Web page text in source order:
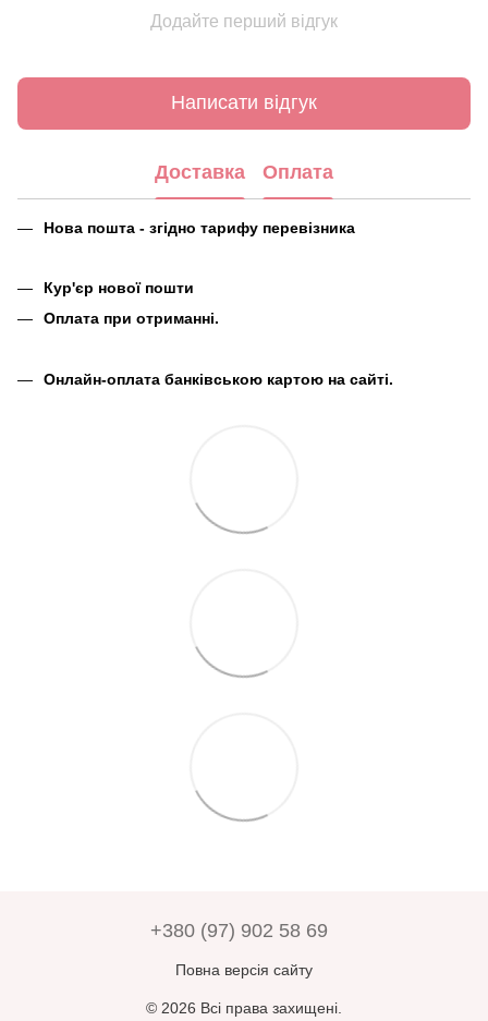
Додайте перший відгук
Написати відгук
Доставка Оплата
Нова пошта - згідно тарифу перевізника
Кур'єр нової пошти
Оплата при отриманні.
Онлайн-оплата банківською картою на сайті.
+380 (97) 902 58 69
Повна версія сайту
© 2026 Всі права захищені.